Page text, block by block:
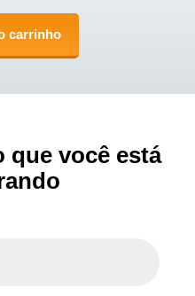
carrinho
que você está